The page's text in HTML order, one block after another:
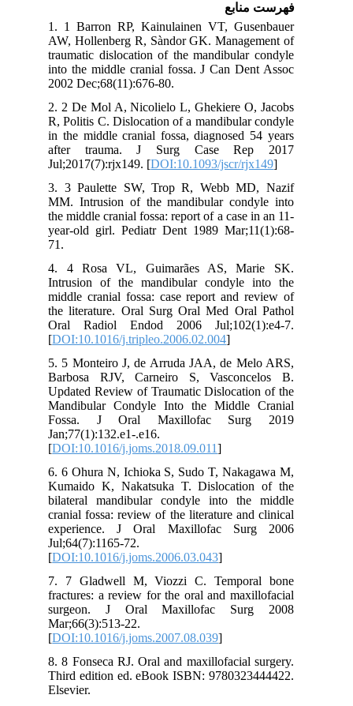
فهرست منابع
1. 1 Barron RP, Kainulainen VT, Gusenbauer
AW, Hollenberg R, Sàndor GK. Management of
traumatic dislocation of the mandibular condyle
into the middle cranial fossa. J Can Dent Assoc
2002 Dec;68(11):676-80.
2. 2 De Mol A, Nicolielo L, Ghekiere O, Jacobs
R, Politis C. Dislocation of a mandibular condyle
in the middle cranial fossa, diagnosed 54 years
after trauma. J Surg Case Rep 2017
Jul;2017(7):rjx149. [DOI:10.1093/jscr/rjx149
3. 3 Paulette SW, Trop R, Webb MD, Nazif
MM. Intrusion of the mandibular condyle into
the middle cranial fossa: report of a case in an 11-
year-old girl. Pediatr Dent 1989 Mar;11(1):68-
71.
4. 4 Rosa VL, Guimarães AS, Marie SK.
Intrusion of the mandibular condyle into the
middle cranial fossa: case report and review of
the literature. Oral Surg Oral Med Oral Pathol
Oral Radiol Endod 2006 Jul;102(1):e4-7.
[DOI:10.1016/j.tripleo.2006.02.004
5. 5 Monteiro J, de Arruda JAA, de Melo ARS,
Barbosa RJV, Carneiro S, Vasconcelos B.
Updated Review of Traumatic Dislocation of the
Mandibular Condyle Into the Middle Cranial
Fossa. J Oral Maxillofac Surg 2019
Jan;77(1):132.e1-.e16.
[DOI:10.1016/j.joms.2018.09.011
6. 6 Ohura N, Ichioka S, Sudo T, Nakagawa M,
Kumaido K, Nakatsuka T. Dislocation of the
bilateral mandibular condyle into the middle
cranial fossa: review of the literature and clinical
experience. J Oral Maxillofac Surg 2006
Jul;64(7):1165-72.
[DOI:10.1016/j.joms.2006.03.043
7. 7 Gladwell M, Viozzi C. Temporal bone
fractures: a review for the oral and maxillofacial
surgeon. J Oral Maxillofac Surg 2008
Mar;66(3):513-22.
[DOI:10.1016/j.joms.2007.08.039
8. 8 Fonseca RJ. Oral and maxillofacial surgery.
Third edition ed. eBook ISBN: 9780323444422.
Elsevier.